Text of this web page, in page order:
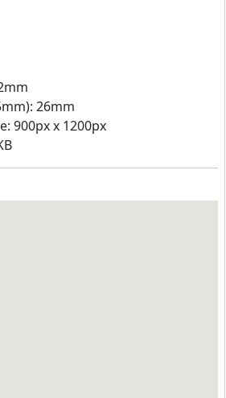
26mm
900px x 1200px